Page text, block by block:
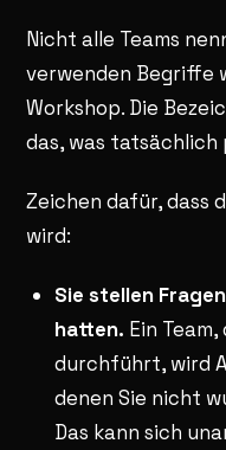
Nicht alle Teams
verwenden Begriffe
Workshop. Die
das, was tatsächlich
Zeichen dafür, dass
wird:
Sie stellen
hatten. Ein
durchführt, wird
denen Sie nicht
Das kann sich